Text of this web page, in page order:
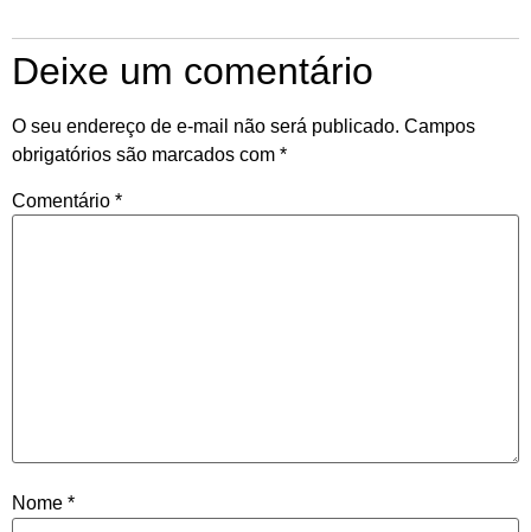
Deixe um comentário
O seu endereço de e-mail não será publicado. Campos
obrigatórios são marcados com *
Comentário *
Nome *